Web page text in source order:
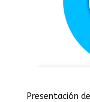
Presentación